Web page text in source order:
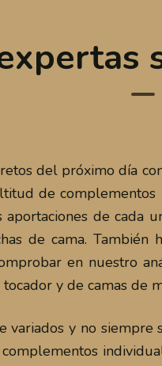
del próximo día
de
de cada
de cama.
en nuestro
y de camas de
y no